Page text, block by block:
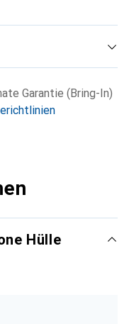
Garantie (Bring-In)
Hülle